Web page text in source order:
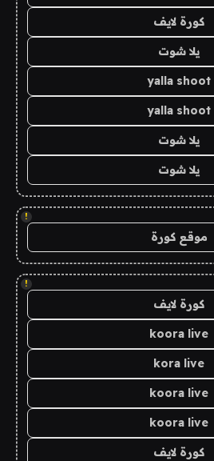
كورة لايف
يلا شوت
yalla shoot
yalla shoot
يلا شوت
يلا شوت
!
موقع كورة
!
كورة لايف
koora live
kora live
koora live
koora live
كورة لايف